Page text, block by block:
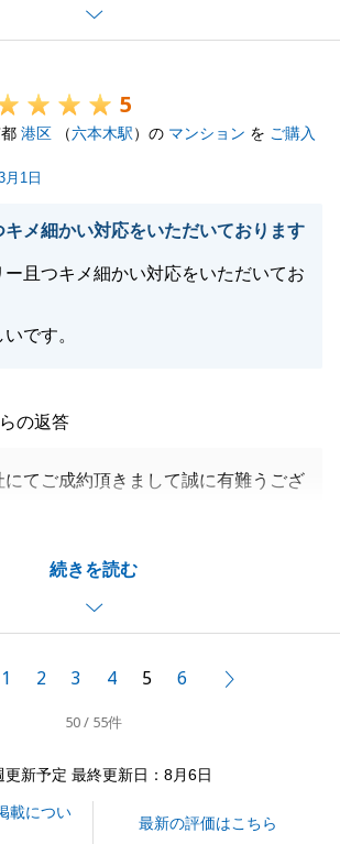
いますが、今後はより精進させて頂き
5
港区 （六本木駅）の マンション を ご購入
月1日
キメ細かい対応をいただいております
且つキメ細かい対応をいただいてお
です。
続きを読む
の返答
にてご成約頂きまして誠に有難うござ
りましたら、お気軽にお声掛け下さい
1 2 3 4 5 6
50 / 55件
更新予定 最終更新日：8月6日
載につい
最新の評価はこちら